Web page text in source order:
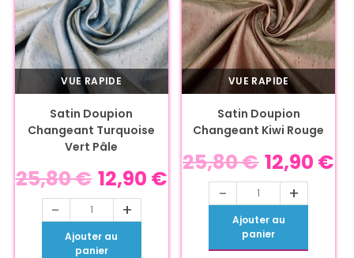
VUE RAPIDE
Satin Doupion
Changeant Turquoise
Vert Pâle
25,80€ 12,90 €
- +
Ajouter au
panier
VUE RAPIDE
Satin Doupion
Changeant Kiwi Rouge
25,80€ 12,90 €
- +
Ajouter au
panier